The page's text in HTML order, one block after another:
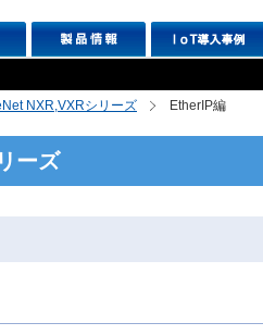
NXR,VXRシリーズ EtherIP編
ーズ